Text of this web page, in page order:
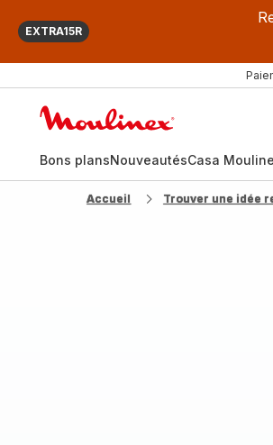
EXTRA15R
Bons plansNouveautésCasa
Accueil Trouver une idée